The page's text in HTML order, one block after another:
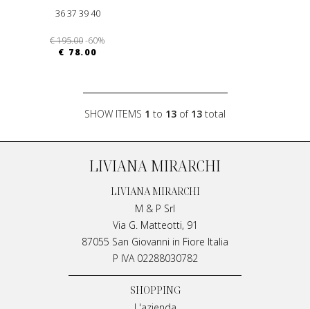
36 37 39 40
€ 195.00-60%
€ 78.00
SHOW ITEMS 1 to 13 of 13 total
LIVIANA MIRARCHI
LIVIANA MIRARCHI
M & P Srl
Via G. Matteotti, 91
87055 San Giovanni in Fiore Italia
P IVA 02288030782
SHOPPING